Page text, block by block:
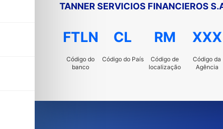
TANNER SERVICIOS FINANCIEROS
FTLN
Código do
banco
CL
Código do País
RM
Código de
localização
XXX
Código da
Agência